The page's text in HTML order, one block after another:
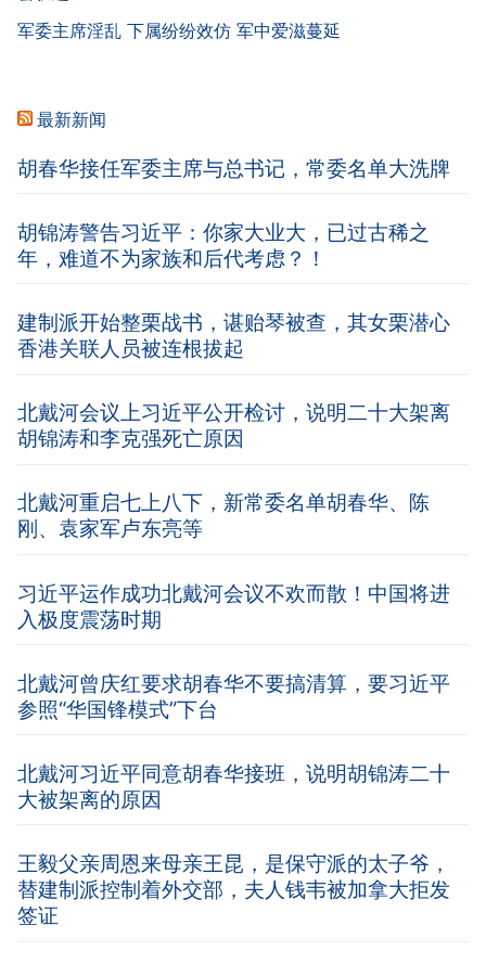
军委主席淫乱 下属纷纷效仿 军中爱滋蔓延
最新新闻
胡春华接任军委主席与总书记，常委名单大洗牌
胡锦涛警告习近平：你家大业大，已过古稀之
年，难道不为家族和后代考虑？！
建制派开始整栗战书，谌贻琴被查，其女栗潜心
香港关联人员被连根拔起
北戴河会议上习近平公开检讨，说明二十大架离
胡锦涛和李克强死亡原因
北戴河重启七上八下，新常委名单胡春华、陈
刚、袁家军卢东亮等
习近平运作成功北戴河会议不欢而散！中国将进
入极度震荡时期
北戴河曾庆红要求胡春华不要搞清算，要习近平
参照“华国锋模式”下台
北戴河习近平同意胡春华接班，说明胡锦涛二十
大被架离的原因
王毅父亲周恩来母亲王昆，是保守派的太子爷，
替建制派控制着外交部，夫人钱韦被加拿大拒发
签证